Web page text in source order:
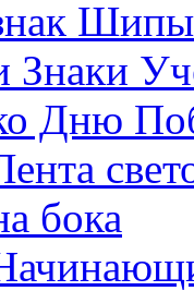
Шипы
Знаки
Дню
бока